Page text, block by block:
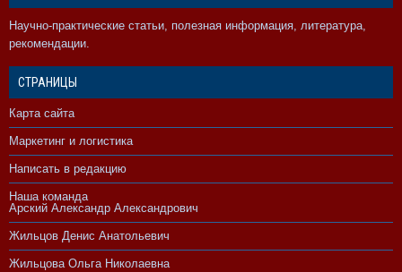
Научно-практические статьи, полезная информация, литература,
рекомендации.
СТРАНИЦЫ
Карта сайта
Маркетинг и логистика
Написать в редакцию
Наша команда
Арский Александр Александрович
Жильцов Денис Анатольевич
Жильцова Ольга Николаевна